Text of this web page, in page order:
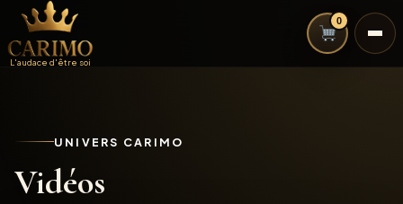
L'audace d'être soi
0
UNIVERS CARIMO
Vidéos